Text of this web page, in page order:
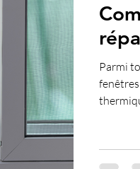
Parmi